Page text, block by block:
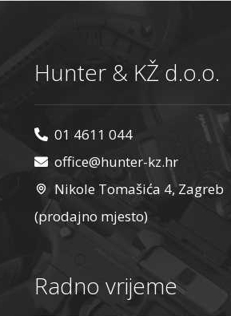
Hunter & KŽ d.o.o.
01 4611 044
office@hunter-kz.hr
Nikole Tomašića 4, Zagreb
(prodajno mjesto)
Radno vrijeme